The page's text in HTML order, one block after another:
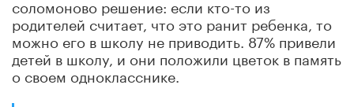
соломоново решение: если кто-то из
родителей считает, что это ранит ребенка, то
можно его в школу не приводить. 87% привели
детей в школу, и они положили цветок в память
о своем однокласснике.